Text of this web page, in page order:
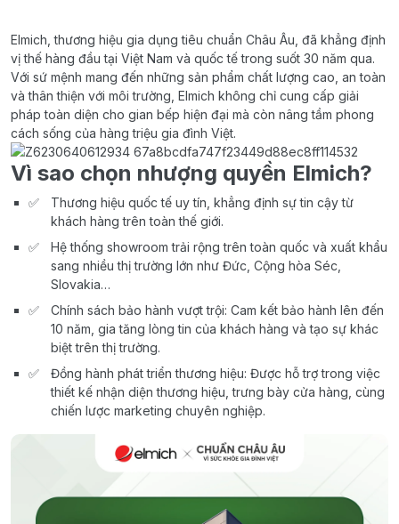
Elmich, thương hiệu gia dụng tiêu chuẩn Châu Âu, đã khẳng định
vị thế hàng đầu tại Việt Nam và quốc tế trong suốt 30 năm qua.
Với sứ mệnh mang đến những sản phẩm chất lượng cao, an toàn
và thân thiện với môi trường, Elmich không chỉ cung cấp giải
pháp toàn diện cho gian bếp hiện đại mà còn nâng tầm phong
cách sống của hàng triệu gia đình Việt.
Vì sao chọn nhượng quyền Elmich?
Thương hiệu quốc tế uy tín, khẳng định sự tin cậy từ
khách hàng trên toàn thế giới.
Hệ thống showroom trải rộng trên toàn quốc và xuất khẩu
sang nhiều thị trường lớn như Đức, Cộng hòa Séc,
Slovakia…
Chính sách bảo hành vượt trội: Cam kết bảo hành lên đến
10 năm, gia tăng lòng tin của khách hàng và tạo sự khác
biệt trên thị trường.
Đồng hành phát triển thương hiệu: Được hỗ trợ trong việc
thiết kế nhận diện thương hiệu, trưng bày cửa hàng, cùng
chiến lược marketing chuyên nghiệp.